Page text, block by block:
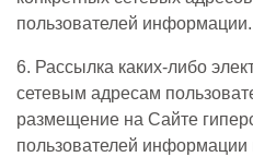
пользователей информации.
6. Рассылка каких-либо
сетевым адресам
размещение на Сайте
пользователей информации